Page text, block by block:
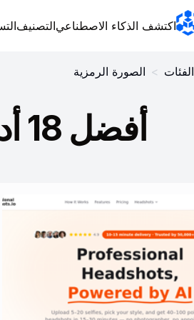
اكتشف الذكاء الاصطناعيالتصنيف
الفئات > الصورة الرمزية
أفضل 18 أدوات الصورة الرمزية في عام 2026